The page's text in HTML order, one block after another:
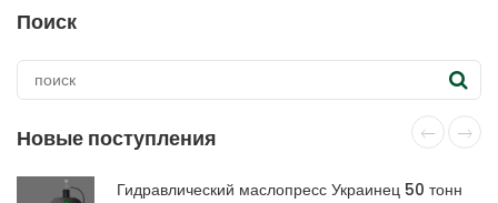
Поиск
Новые поступления
Гидравлический маслопресс Украинец 50 тонн